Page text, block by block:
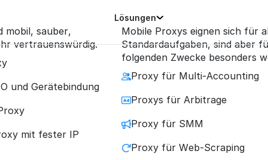
mobil, sauber,
vertrauenswürdig.
und Gerätebindung
mit fester IP
Lösungen
Mobile Proxys eignen sich für
Standardaufgaben, sind aber
folgenden Zwecke besonders
Proxy für Multi-Accounting
Proxys für Arbitrage
Proxy für SMM
Proxy für Web-Scraping
Mobile Proxys